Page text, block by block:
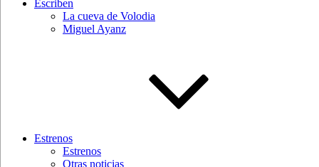
Escriben
La cueva de Volodia
Miguel Ayanz
Estrenos
Estrenos
Otras noticias